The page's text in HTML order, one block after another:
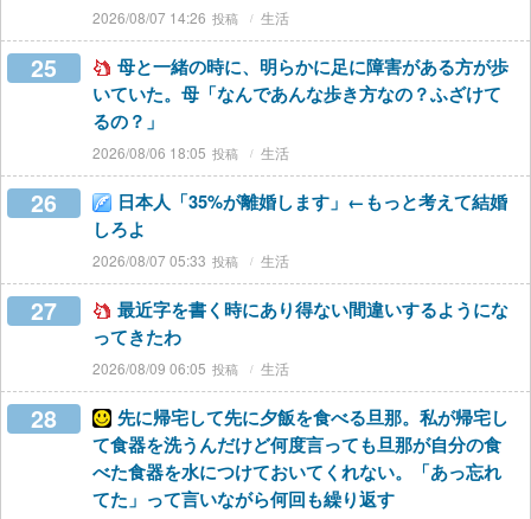
2026/08/07 14:26 生活
25
母と一緒の時に、明らかに足に障害がある方が歩
いていた。母「なんであんな歩き方なの？ふざけて
るの？」
2026/08/06 18:05 生活
26
日本人「35%が離婚します」←もっと考えて結婚
しろよ
2026/08/07 05:33 生活
27
最近字を書く時にあり得ない間違いするようにな
ってきたわ
2026/08/09 06:05 生活
28
先に帰宅して先に夕飯を食べる旦那。私が帰宅し
て食器を洗うんだけど何度言っても旦那が自分の食
べた食器を水につけておいてくれない。「あっ忘れ
てた」って言いながら何回も繰り返す